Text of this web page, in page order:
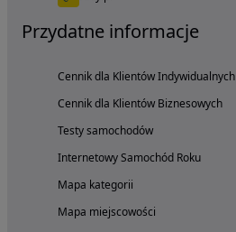
Przydatne informacje
Cennik dla Klientów Indywidualnych
Cennik dla Klientów Biznesowych
Testy samochodów
Internetowy Samochód Roku
Mapa kategorii
Mapa miejscowości